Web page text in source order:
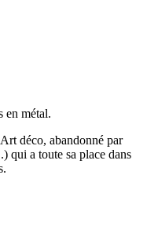
en métal.
déco, abandonné par
qui a toute sa place dans